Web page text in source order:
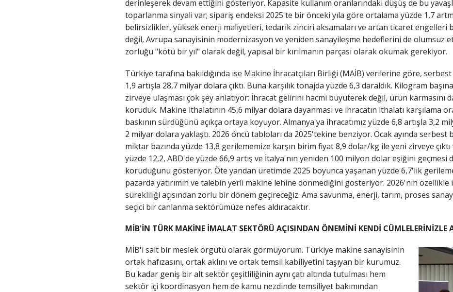
derinleşerek devam ettiğini gösteriyor. Kapasite kullanım oranlarındaki düşüş de bu
toparlanma sinyali var; sipariş endeksi 2025'te bir önceki yıla göre ortalama yüzde 1,7
belirsizlikler, yüksek enerji maliyetleri, tedarik zinciri aksamaları ve artan ticaret engelleri
değil, Avrupa sanayisinin modernizasyon ve yeniden sanayileşme hedeflerini de olumsuz
zorluğu "kötü bir yıl" olarak değil, yapısal bir kırılmanın parçası olarak okumak gerekiyor.
Türkiye tarafına bakıldığında ise Makine İhracatçıları Birliği (MAİB) verilerine göre,
1,9 artışla 28,7 milyar dolara çıktı. Buna karşılık tonajda yüzde 6,3 daraldık. Kilogram
zirveye ulaşması çok şey anlatıyor: İhracat gelirini hacmi büyüterek değil, ürün karmasını
koruduk. Makine ithalatının 45,6 milyar dolara dayanması ve ihracatın ithalatı karşılama
baskının sürdüğünü açıkça ortaya koyuyor. Almanya'ya ihracatımız yüzde 6,8 artışla 3,2
2 milyar dolara yaklaştı. 2026 öncü tabloları da 2025'tekine benziyor. Ocak ayında
miktar bazında yüzde 13,8 gerilememize karşın birim fiyat 8,9 dolar/kg ile yeni zirveye
yüzde 12,2, ABD'de yüzde 66,9 artış ve İtalya'nın yeniden 100 milyon dolar eşiğini
koruduğunu gösteriyor. Öte yandan üretimde 2025 boyunca yaşanan yüzde 6,7'lik
pazarda yatırımın ve talebin yerli makine lehine dönmediğini gösteriyor. 2026'nın özellikle
sürekliliği açısından zorlu bir dönem geçireceğiz. Ama savunma, enerji, tarım, proses
seçici bir canlanma sektörümüze nefes aldıracaktır.
MİB'İN TÜRK MAKİNE İMALAT SEKTÖRÜ AÇISINDAN ÖNEMİNİ KENDİ CÜMLELERİNİZLE
MİB'i salt bir meslek örgütü olarak görmüyorum. Türkiye makine sanayisinin
ortak hafızasını, ortak aklını ve ortak temsil kabiliyetini taşıyan bir kurumuz.
Bu kadar geniş bir alt sektör çeşitliliğinin aynı çatı altında tutulması hem
sektör içi koordinasyon hem de kamu nezdinde temsiliyet bakımından